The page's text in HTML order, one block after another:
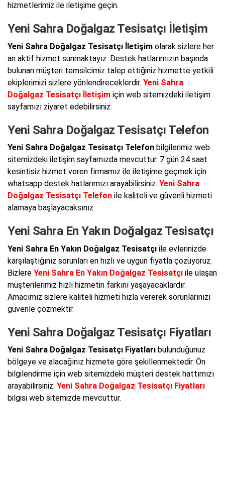
hizmetlerimiz ile iletişime geçin.
Yeni Sahra Doğalgaz Tesisatçı İletişim
Yeni Sahra Doğalgaz Tesisatçı İletişim olarak sizlere her
an aktif hizmet sunmaktayız. Destek hatlarımızın başında
bulunan müşteri temsilcimiz talep ettiğiniz hizmette yetkili
ekiplerimizi sizlere yönlendireceklerdir. Yeni Sahra
Doğalgaz Tesisatçı İletişim için web sitemizdeki iletişim
sayfamızı ziyaret edebilirsiniz.
Yeni Sahra Doğalgaz Tesisatçı Telefon
Yeni Sahra Doğalgaz Tesisatçı Telefon bilgilerimiz web
sitemizdeki iletişim sayfamızda mevcuttur. 7 gün 24 saat
kesintisiz hizmet veren firmamız ile iletişime geçmek için
whatsapp destek hatlarımızı arayabilirsiniz. Yeni Sahra
Doğalgaz Tesisatçı Telefon ile kaliteli ve güvenli hizmeti
alamaya başlayacaksınız.
Yeni Sahra En Yakın Doğalgaz Tesisatçı
Yeni Sahra En Yakın Doğalgaz Tesisatçı ile evlerinizde
karşılaştığınız sorunları en hızlı ve uygun fiyatla çözüyoruz.
Bizlere Yeni Sahra En Yakın Doğalgaz Tesisatçı ile ulaşan
müşterilerimiz hızlı hizmetin farkını yaşayacaklardır.
Amacımız sizlere kaliteli hizmeti hızla vererek sorunlarınızı
güvenle çözmektir.
Yeni Sahra Doğalgaz Tesisatçı Fiyatları
Yeni Sahra Doğalgaz Tesisatçı Fiyatları bulunduğunuz
bölgeye ve alacağınız hizmete göre şekillenmektedir. Ön
bilgilendirme için web sitemizdeki müşteri destek hattımızı
arayabilirsiniz. Yeni Sahra Doğalgaz Tesisatçı Fiyatları
bilgisi web sitemizde mevcuttur.